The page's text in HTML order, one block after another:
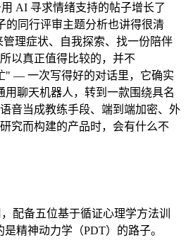
AI 寻求情绪支持的帖子增长了
的同行评审主题分析也讲得很清
管理症状、自我探索、找一份陪伴
以真正值得比较的，并不
" — 一次写得好的对话里，它确实
聊天机器人，转到一款围绕具名
音当成教练手段、端到端加密、外
究而构建的产品时，会有什么不
配备五位基于循证心理学方法训
精神动力学（PDT）的路子。